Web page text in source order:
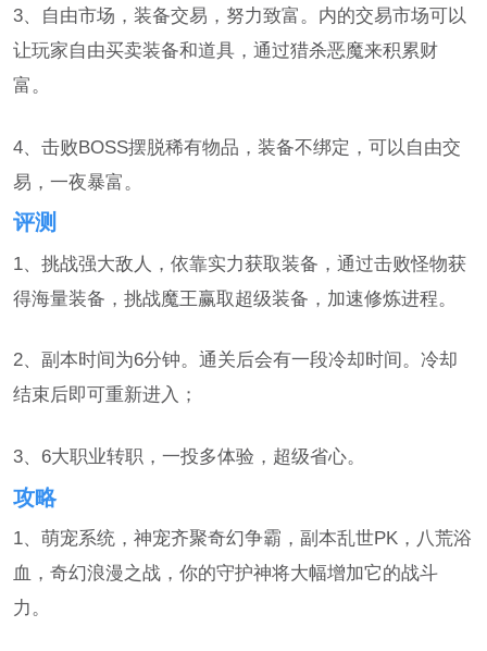
3、自由市场，装备交易，努力致富。内的交易市场可以
让玩家自由买卖装备和道具，通过猎杀恶魔来积累财
富。
4、击败BOSS摆脱稀有物品，装备不绑定，可以自由交
易，一夜暴富。
评测
1、挑战强大敌人，依靠实力获取装备，通过击败怪物获
得海量装备，挑战魔王赢取超级装备，加速修炼进程。
2、副本时间为6分钟。通关后会有一段冷却时间。冷却
结束后即可重新进入；
3、6大职业转职，一投多体验，超级省心。
攻略
1、萌宠系统，神宠齐聚奇幻争霸，副本乱世PK，八荒浴
血，奇幻浪漫之战，你的守护神将大幅增加它的战斗
力。